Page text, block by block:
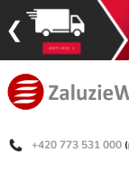
+420 773 531 000